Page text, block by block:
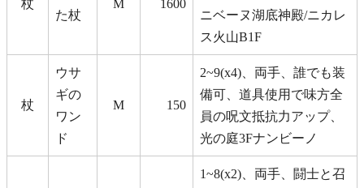
杖
た杖
M 1600
ニベーヌ湖底神殿/ニカレ
ス火山B1F
杖
ウサ
ギの
ワン
ド
M 150
2~9(x4)、両手、誰でも装
備可、道具使用で味方全
員の呪文抵抗力アップ、
光の庭3Fナンビーノ
1~8(x2)、両手、闘士と召